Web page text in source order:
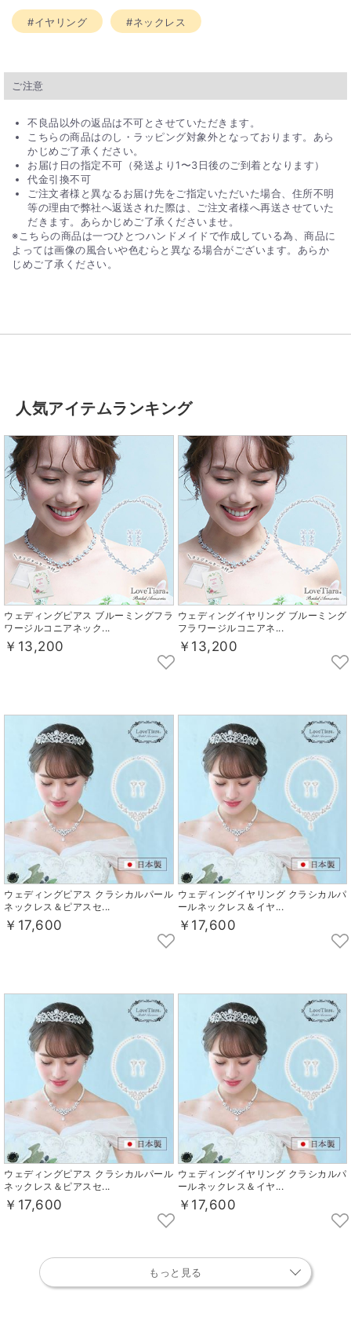
#イヤリング #ネックレス
ご注意
不良品以外の返品は不可とさせていただきます。
こちらの商品はのし・ラッピング対象外となっております。あら
かじめご了承ください。
お届け日の指定不可（発送より1〜3日後のご到着となります）
代金引換不可
ご注文者様と異なるお届け先をご指定いただいた場合、住所不明
等の理由で弊社へ返送された際は、ご注文者様へ再送させていた
だきます。あらかじめご了承くださいませ。
※こちらの商品は一つひとつハンドメイドで作成している為、商品に
よっては画像の風合いや色むらと異なる場合がございます。あらか
じめご了承ください。
人気アイテムランキング
ウェディングピアス ブルーミングフラ
ワージルコニアネック...
￥13,200
ウェディングイヤリング ブルーミング
フラワージルコニアネ...
￥13,200
ウェディングピアス クラシカルパール
ネックレス＆ピアスセ...
￥17,600
ウェディングイヤリング クラシカルパ
ールネックレス＆イヤ...
￥17,600
ウェディングピアス クラシカルパール
ネックレス＆ピアスセ...
￥17,600
ウェディングイヤリング クラシカルパ
ールネックレス＆イヤ...
￥17,600
もっと見る